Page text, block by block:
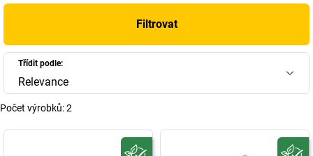
Filtrovat
Třídit podle:
Relevance
Počet výrobků:2